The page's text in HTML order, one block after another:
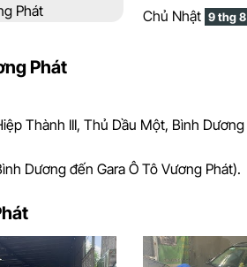
Phát
Chủ Nhật 9 thg 8
Phát
Thành III, Thủ Dầu Một, Bình Dương
Dương đến Gara Ô Tô Vương Phát).